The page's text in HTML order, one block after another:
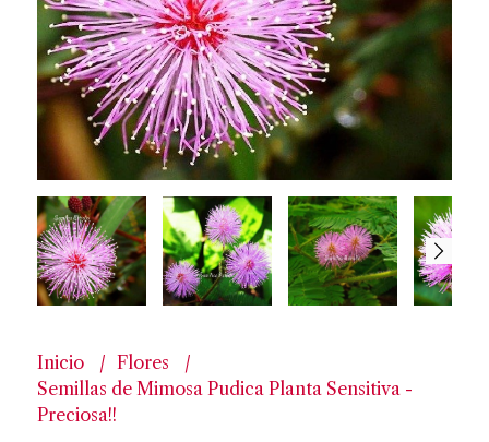
Inicio
Flores
Semillas de Mimosa Pudica Planta Sensitiva -
Preciosa!!